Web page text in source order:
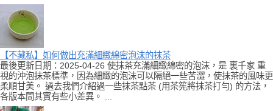
【不藏私】如何做出充滿細緻綿密泡沫的抹茶
最後更新日期：2025-04-26 使抹茶充滿細緻綿密的泡沫，是 裏千家 重
視的沖泡抹茶標準，因為細緻的泡沫可以隔絕一些苦澀，使抹茶的風味更
柔順甘美。 過去我們介紹過一些抹茶點茶 (用茶筅將抹茶打勻) 的方法，
各版本間其實有些小差異。 ...